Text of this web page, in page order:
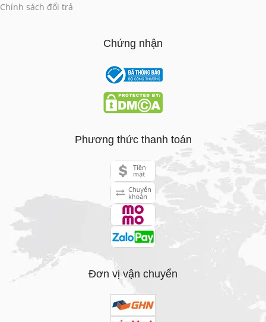
Chính sách đổi trả
Chứng nhận
Phương thức thanh toán
Đơn vị vận chuyển